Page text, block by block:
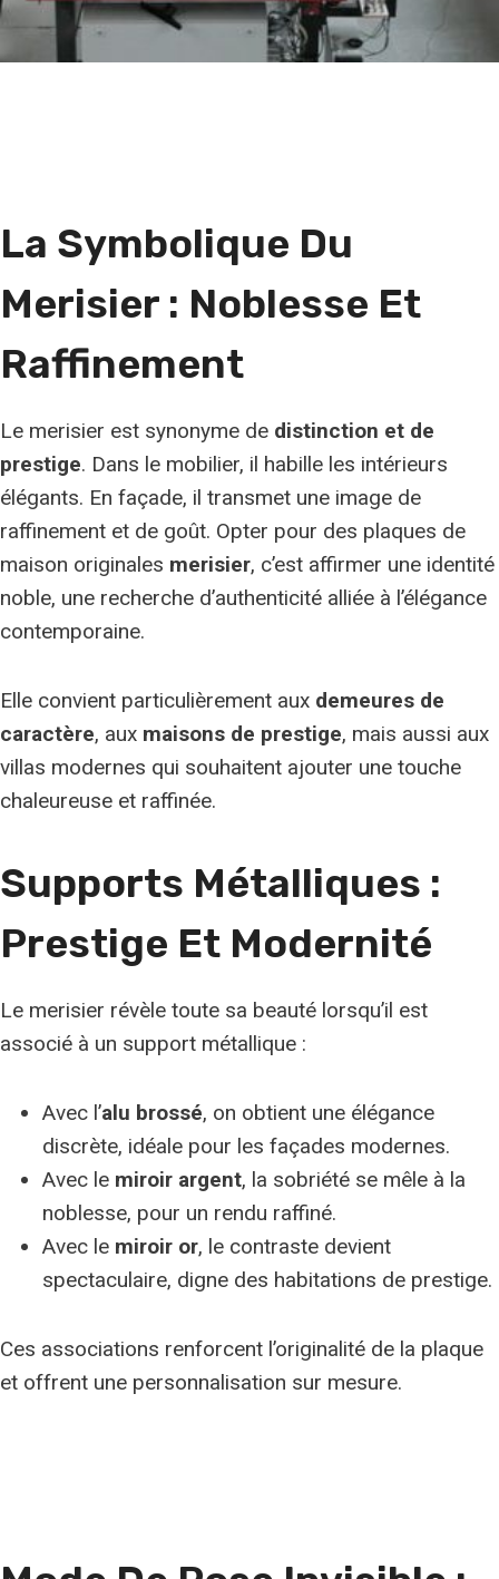
La Symbolique Du
Merisier : Noblesse Et
Raffinement
Le merisier est synonyme de distinction et de
prestige. Dans le mobilier, il habille les intérieurs
élégants. En façade, il transmet une image de
raffinement et de goût. Opter pour des plaques de
maison originales merisier, c’est affirmer une identité
noble, une recherche d’authenticité alliée à l’élégance
contemporaine.
Elle convient particulièrement aux demeures de
caractère, aux maisons de prestige, mais aussi aux
villas modernes qui souhaitent ajouter une touche
chaleureuse et raffinée.
Supports Métalliques :
Prestige Et Modernité
Le merisier révèle toute sa beauté lorsqu’il est
associé à un support métallique :
Avec l’alu brossé, on obtient une élégance
discrète, idéale pour les façades modernes.
Avec le miroir argent, la sobriété se mêle à la
noblesse, pour un rendu raffiné.
Avec le miroir or, le contraste devient
spectaculaire, digne des habitations de prestige.
Ces associations renforcent l’originalité de la plaque
et offrent une personnalisation sur mesure.